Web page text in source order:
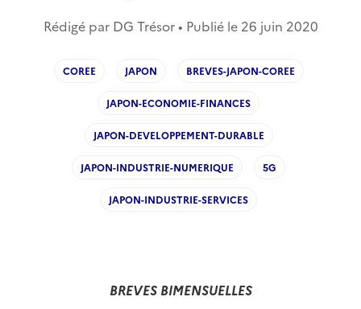
Rédigé par DG Trésor • Publié le 26 juin 2020
COREE JAPON BREVES-JAPON-COREE
JAPON-ECONOMIE-FINANCES
JAPON-DEVELOPPEMENT-DURABLE
JAPON-INDUSTRIE-NUMERIQUE 5G
JAPON-INDUSTRIE-SERVICES
BREVES BIMENSUELLES